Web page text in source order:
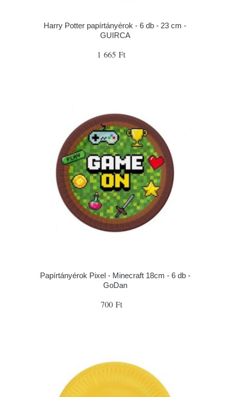
Harry Potter papírtányérok - 6 db - 23 cm -
GUIRCA
1 665 Ft
Papírtányérok Pixel - Minecraft 18cm - 6 db -
GoDan
700 Ft